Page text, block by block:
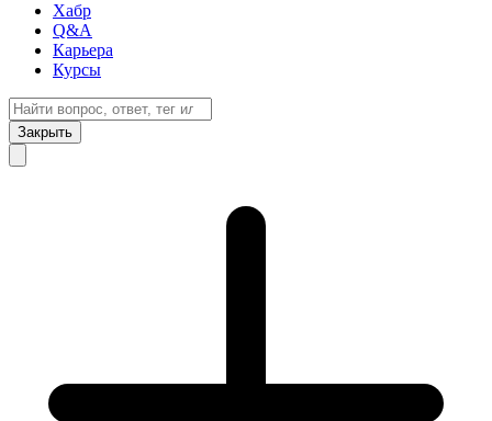
Хабр
Q&A
Карьера
Курсы
Закрыть